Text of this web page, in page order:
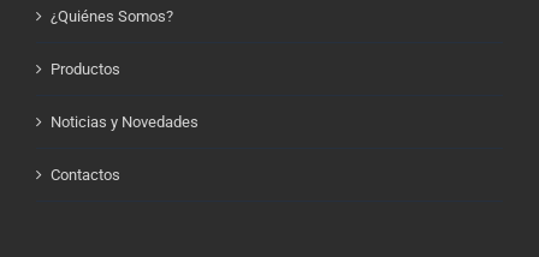
¿Quiénes Somos?
Productos
Noticias y Novedades
Contactos